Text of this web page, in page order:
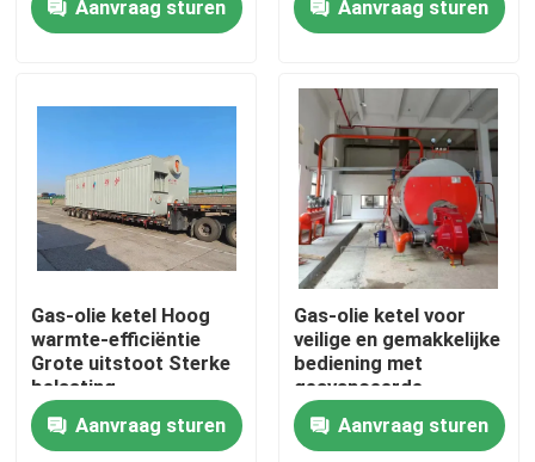
Industriële warmwaterketel
Gebruiksaanwijzing kolengestookte ketel
De BiomassaStoomketel van de kettingsrooster
Aanvraag sturen
Aanvraag sturen
Gas-olie ketel Hoog
warmte-efficiëntie
Grote uitstoot Sterke
belasting
aanpasbaarheid
Aanvraag sturen
Gas-olie ketel voor
veilige en gemakkelijke
bediening met
geavanceerde
stoomketel
automatische regelaar
Aanvraag sturen